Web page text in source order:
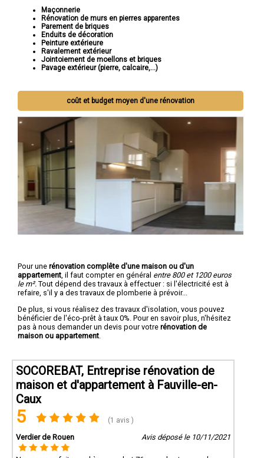
Maçonnerie
Rénovation de murs en pierres apparentes
Parement de briques
Enduits de décoration
Peinture extérieure
Ravalement extérieur
Jointoiement de moellons et briques
Pavage extérieur (pierre, calcaire,...)
coût et budget moyen d'une rénovation
Pour une rénovation complête d'une maison ou d'un
appartement , il faut compter en général entre 800 et 1200 euros
le m². Tout dépend des travaux à effectuer : si l'électricité est à
refaire, s'il y a des travaux de plomberie à prévoir...
De plus, si vous réalisez des travaux d'isolation, vous pouvez
bénéficier de l'éco-prêt à taux 0%. Pour en savoir plus, n'hésitez
pas à nous demander un devis pour votre rénovation de
maison ou appartement
SOCOREBAT, Entreprise rénovation de
maison et d'appartement à Fauville-en-
Caux
5 (1 avis )
Verdier de Rouen Avis déposé le 10/11/2021